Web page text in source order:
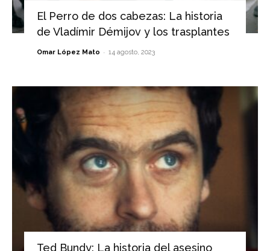
El Perro de dos cabezas: La historia
de Vladímir Démijov y los trasplantes
Omar López Mato - 14 agosto, 2023
Ted Bundy: La historia del asesino